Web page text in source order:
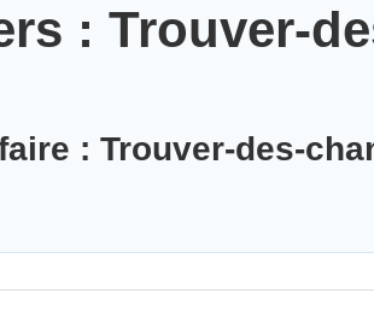
: Trouver-
: Trouver-des-